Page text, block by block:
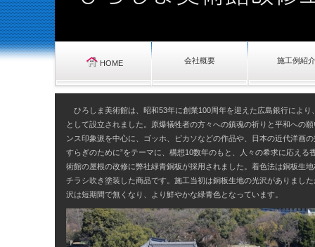
HOME 会社概要 施工例紹介
ひろしま美術館は、昭和53年に創業100周年を迎えた広島銀行により
として設立されました。原爆犠牲者の方々への鎮魂の祈りと平和への
ンス印象派を中心に、ゴッホ、ピカソなどの作品や、日本の近代洋画
すらぎのために”をテーマに、構想10数年のもと、人々の希求に応える
術館の屋根の改修に弊社緑青銅板が採用されました。着色法は銅板生
チラシ吹き塗装した商品です。施工当初は銅板生地の光沢がありまし
沢は短期間で無くなり、より鮮やかな緑青色となっています。